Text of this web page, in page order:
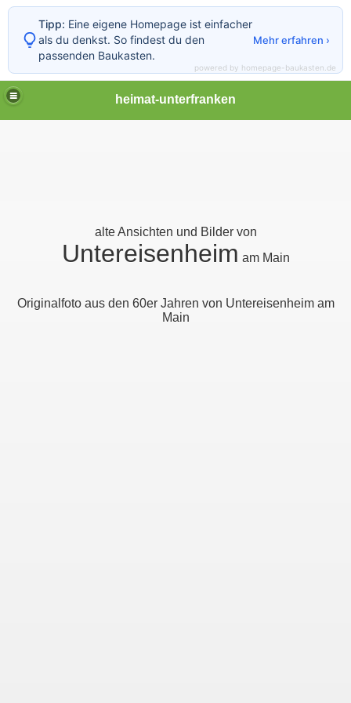
heimat-unterfranken
alte Ansichten und Bilder von
Untereisenheim am Main
Originalfoto aus den 60er Jahren von Untereisenheim am
Main
Tipp: Eine eigene Homepage ist einfacher
als du denkst. So findest du den
passenden Baukasten.
Mehr erfahren ›
powered by homepage-baukasten.de